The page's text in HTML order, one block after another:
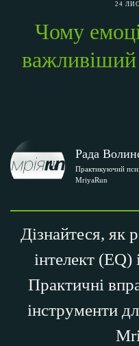
24
Чому
важливіший
Рада
Практикуючий
MriyaRun
Дізнайтеся, як
інтелект
Практичні
інструменти